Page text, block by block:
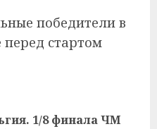
победители в
стартом
1/8 финала ЧМ